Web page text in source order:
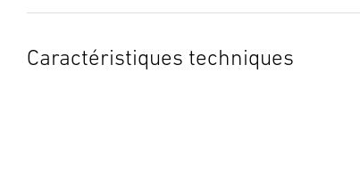
Caractéristiques techniques